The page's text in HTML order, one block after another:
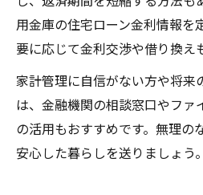
用金庫の住宅ローン金利情報を
要に応じて金利交渉や借り換え
家計管理に自信がない方や将来
は、金融機関の相談窓口やファ
の活用もおすすめです。無理の
安心した暮らしを送りましょう。